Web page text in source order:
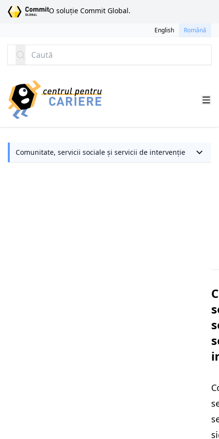
SARI LA CONȚINUT
O soluție Commit Global.
English Română
Caută
Comunitate, servicii sociale și servicii de intervenție